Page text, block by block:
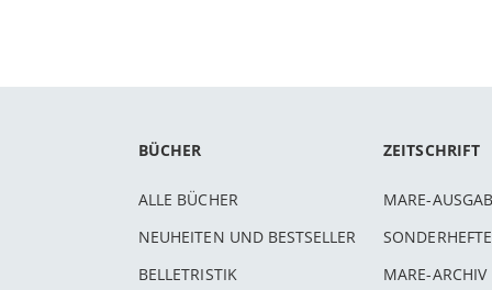
BÜCHER
ALLE BÜCHER
NEUHEITEN UND BESTSELLER
BELLETRISTIK
ZEITSCHRIFT
MARE-
SONDERHEFTE
MARE-ARCHIV